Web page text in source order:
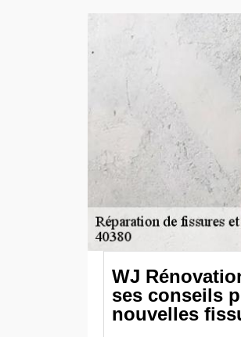
WJ
ses conseils
nouvelles